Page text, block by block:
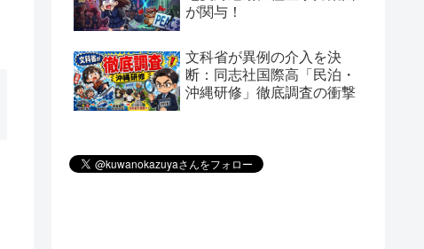
が関与！
文科省が異例の介入を決
断：同志社国際高「民泊・
沖縄研修」徹底調査の衝撃